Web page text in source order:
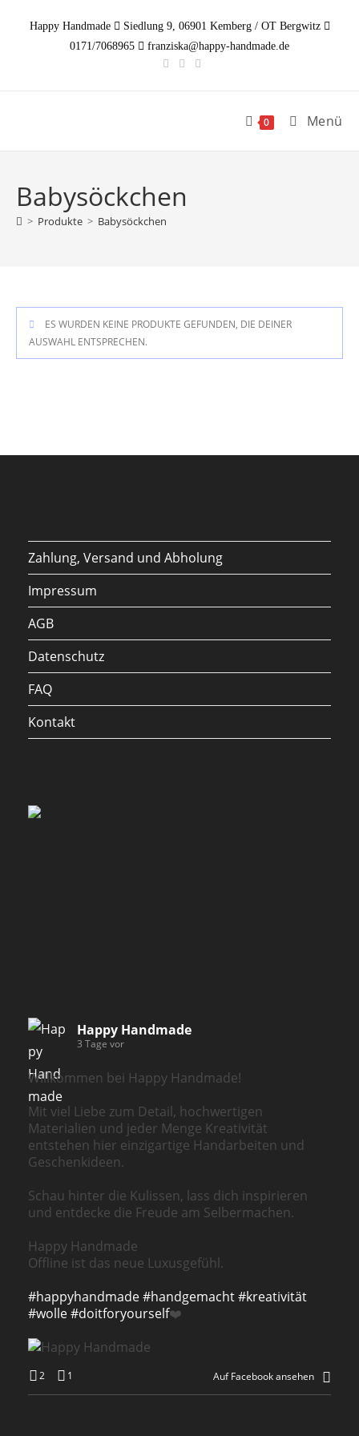
InhaltHappy Handmade
Siedlung 9, 06901 Kemberg / OT Bergwitz
0171/7068965
franziska@happy-handmade.de
0 Menü
Babysöckchen
> Produkte > Babysöckchen
ES WURDEN KEINE PRODUKTE GEFUNDEN, DIE DEINER
AUSWAHL ENTSPRECHEN.
Zahlung, Versand und Abholung
Impressum
AGB
Datenschutz
FAQ
Kontakt
Happy Handmade
3 Tage vor
Willkommen bei Happy Handmade!
Mit viel Liebe zum Detail, hochwertigen
Materialien und jeder Menge Kreativität
entstehen hier einzigartige Handarbeiten und
Geschenkideen.
Schau hinter die Kulissen, lass dich inspirieren
und entdecke die Freude am Selbermachen.
Happy Handmade
Offline ist das neue Luxusgefühl.
#happyhandmade#handgemacht#kreativität
#wolle#doitforyourself❤️
2 1 Auf Facebook ansehen